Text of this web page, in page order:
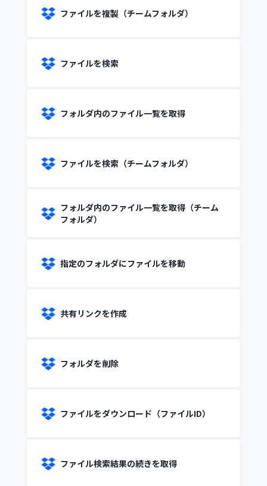
ファイルを複製（チームフォルダ）
ファイルを検索
フォルダ内のファイル一覧を取得
ファイルを検索（チームフォルダ）
フォルダ内のファイル一覧を取得（チーム
フォルダ）
指定のフォルダにファイルを移動
共有リンクを作成
フォルダを削除
ファイルをダウンロード（ファイルID）
ファイル検索結果の続きを取得